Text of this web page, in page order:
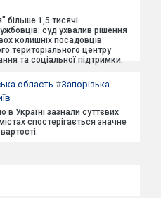
більше 1,5 тисячі
суд ухвалив рішення
колишніх посадовців
територіального центру
та соціальної підтримки.
область #Запорізька
в Україні зазнали суттєвих
спостерігається значне